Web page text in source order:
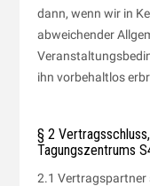
dann, wenn wir in
abweichender
ihn vorbehaltlos
§ 2
Tagungszentrums
2.1 Vertragspartner